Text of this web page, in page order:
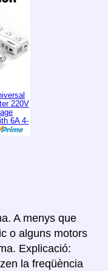
220V
6A 4-
A menys que
o alguns motors
Explicació:
la freqüència